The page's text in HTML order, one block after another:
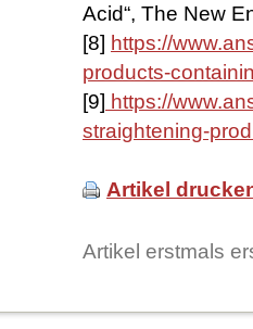
Acid“, The New
[8] https://
products-
[9] https://
straightening-
Artikel
Artikel erstmals